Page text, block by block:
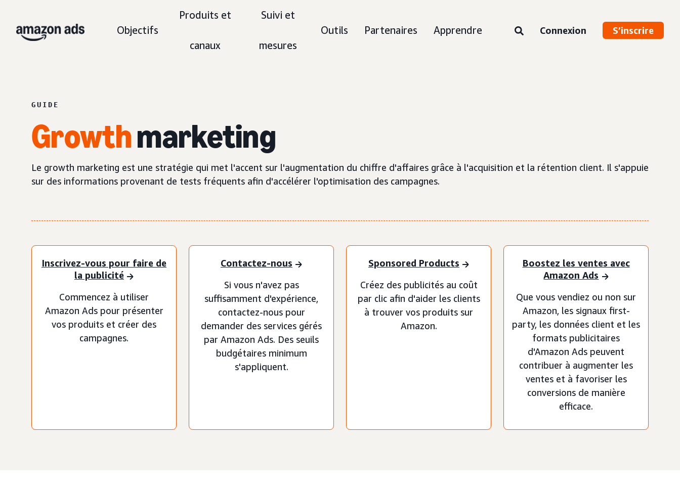
Objectifs
Produits et
canaux
Suivi et
mesures
Outils Partenaires Apprendre Connexion S’inscrire
GUIDE
Growthmarketing
Le growth marketing est une stratégie qui met l'accent sur l'augmentation du chiffre d'affaires grâce à l'acquisition et la rétention client. Il s'appuie
sur des informations provenant de tests fréquents afin d'accélérer l'optimisation des campagnes.
Inscrivez-vous pour faire de
la publicité
Commencez à utiliser
Amazon Ads pour présenter
vos produits et créer des
campagnes.
Contactez-nous
Si vous n'avez pas
suffisamment d'expérience,
contactez-nous pour
demander des services gérés
par Amazon Ads. Des seuils
budgétaires minimum
s'appliquent.
Sponsored Products
Créez des publicités au coût
par clic afin d'aider les clients
à trouver vos produits sur
Amazon.
Boostez les ventes avec
Amazon Ads
Que vous vendiez ou non sur
Amazon, les signaux first-
party, les données client et les
formats publicitaires
d'Amazon Ads peuvent
contribuer à augmenter les
ventes et à favoriser les
conversions de manière
efficace.